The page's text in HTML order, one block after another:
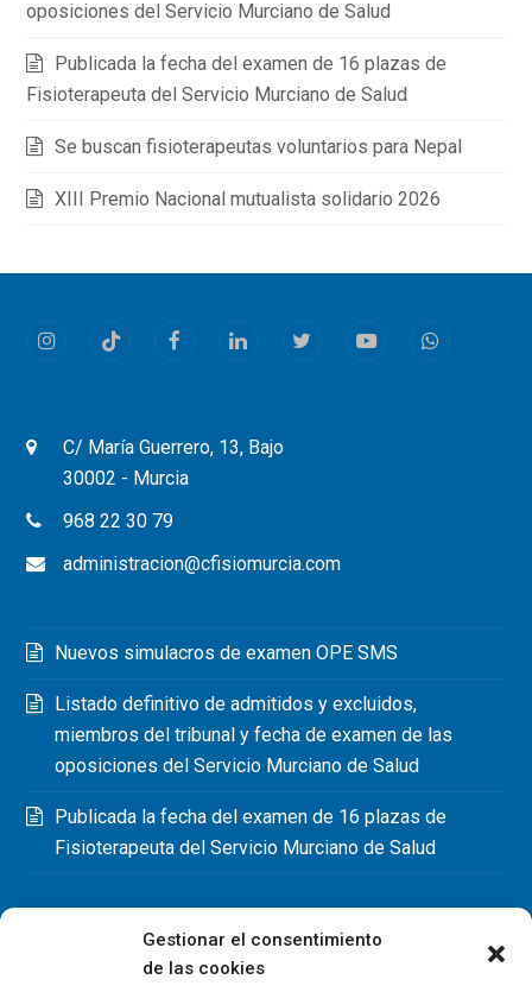
Gestionar el consentimiento
de las cookies
oposiciones del Servicio Murciano de Salud
Publicada la fecha del examen de 16 plazas de
Fisioterapeuta del Servicio Murciano de Salud
Se buscan fisioterapeutas voluntarios para Nepal
XIII Premio Nacional mutualista solidario 2026
InstagramTiktok FacebookLinkedInTwitterYoutubeWhatsapp
C/ María Guerrero, 13, Bajo
30002 - Murcia
968 22 30 79
administracion@cfisiomurcia.com
Nuevos simulacros de examen OPE SMS
Listado definitivo de admitidos y excluidos,
miembros del tribunal y fecha de examen de las
oposiciones del Servicio Murciano de Salud
Publicada la fecha del examen de 16 plazas de
Fisioterapeuta del Servicio Murciano de Salud